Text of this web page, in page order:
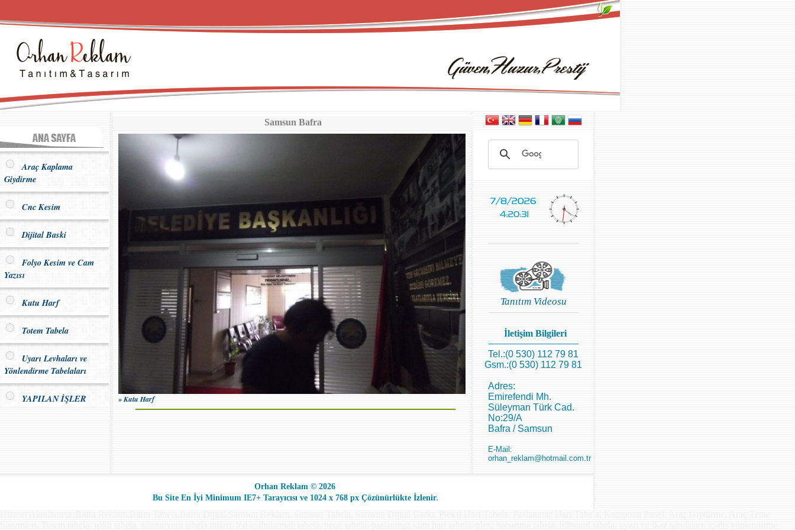
Araç Kaplama
Giydirme
Cnc Kesim
Dijital Baski
Folyo Kesim ve Cam
Yazısı
Kutu Harf
Totem Tabela
Uyarı Levhaları ve
Yönlendirme Tabelaları
YAPILAN İŞLER
Samsun Bafra
» Kutu Harf
Tanıtım Videosu
İletişim Bilgileri
Tel.:(0 530) 112 79 81
Gsm.:(0 530) 112 79 81
Adres:
Emirefendi Mh.
Süleyman Türk Cad.
No:29/A
Bafra / Samsun
E-Mail:
orhan_reklam@hotmail.com.tr
Orhan Reklam © 2026
Bu Site En İyi Minimum IE7+ Tarayıcısı ve 1024 x 768 px Çözünürlükte İzlenir.